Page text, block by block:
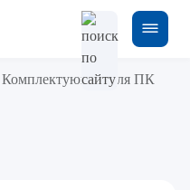
Комплектующие для ПК